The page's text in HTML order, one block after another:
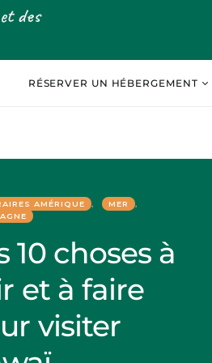
des
RÉSERVER UN HÉBERGEMENT
AMÉRIQUE
MER
10 choses à
et à faire
visiter